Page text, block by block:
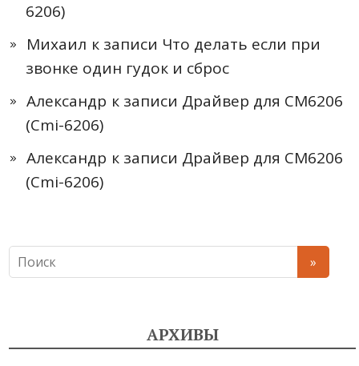
6206)
Михаил к записи Что делать если при
звонке один гудок и сброс
Александр к записи Драйвер для CM6206
(Cmi-6206)
Александр к записи Драйвер для CM6206
(Cmi-6206)
АРХИВЫ